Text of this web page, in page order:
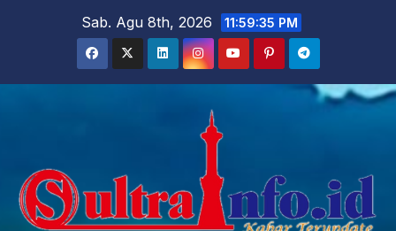
Sab. Agu 8th, 2026 11:59:37 PM